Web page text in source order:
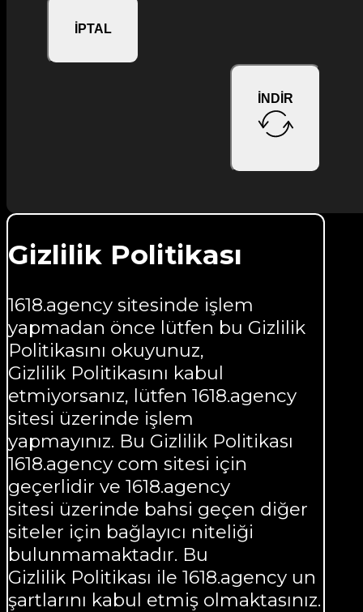
İPTAL
İNDİR
Gizlilik Politikası
1618.agency sitesinde işlem
yapmadan önce lütfen bu Gizlilik
Politikasını okuyunuz,
Gizlilik Politikasını kabul
etmiyorsanız, lütfen 1618.agency
sitesi üzerinde işlem
yapmayınız. Bu Gizlilik Politikası
1618.agency com sitesi için
geçerlidir ve 1618.agency
sitesi üzerinde bahsi geçen diğer
siteler için bağlayıcı niteliği
bulunmamaktadır. Bu
Gizlilik Politikası ile 1618.agency un
şartlarını kabul etmiş olmaktasınız.